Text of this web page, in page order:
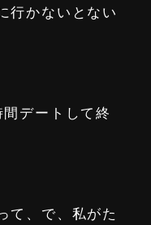
行かないとない
デートして終
て、で、私がた